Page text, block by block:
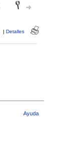
| Detalles
Ayuda